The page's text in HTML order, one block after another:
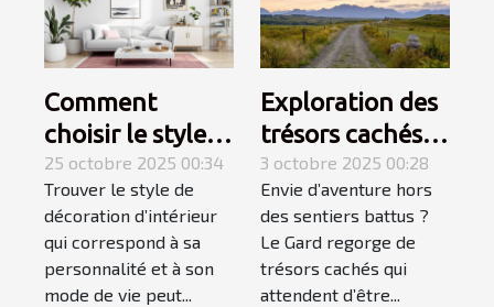
Comment
choisir le style
de décoration
d'intérieur qui
vous correspond
?
25 octobre 2025 00:34
Trouver le style de
décoration d’intérieur
qui correspond à sa
personnalité et à son
mode de vie peut...
Exploration des
trésors cachés
du Gard :
itinéraires
méconnus ?
3 octobre 2025 00:28
Envie d’aventure hors
des sentiers battus ?
Le Gard regorge de
trésors cachés qui
attendent d’être...